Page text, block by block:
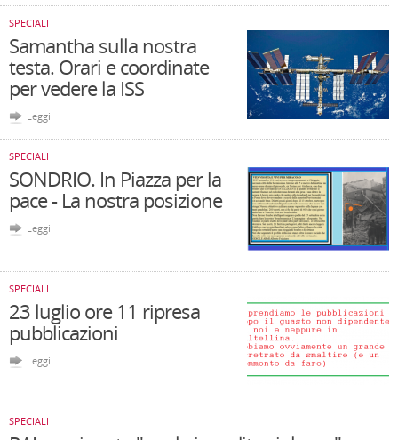
SPECIALI
Samantha sulla nostra
testa. Orari e coordinate
per vedere la ISS
Leggi
SPECIALI
SONDRIO. In Piazza per la
pace - La nostra posizione
Leggi
SPECIALI
23 luglio ore 11 ripresa
pubblicazioni
Leggi
SPECIALI